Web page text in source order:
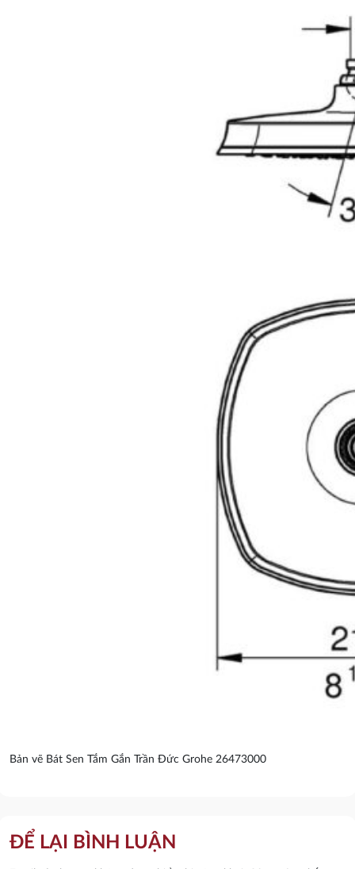
Bản vẽ Bát Sen Tắm Gắn Trần Đức Grohe 26473000
ĐỂ LẠI BÌNH LUẬN